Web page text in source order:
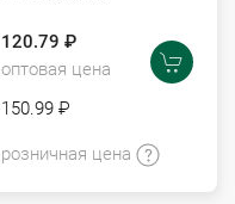
120.79 ₽
оптовая цена
150.99 ₽
розничная цена